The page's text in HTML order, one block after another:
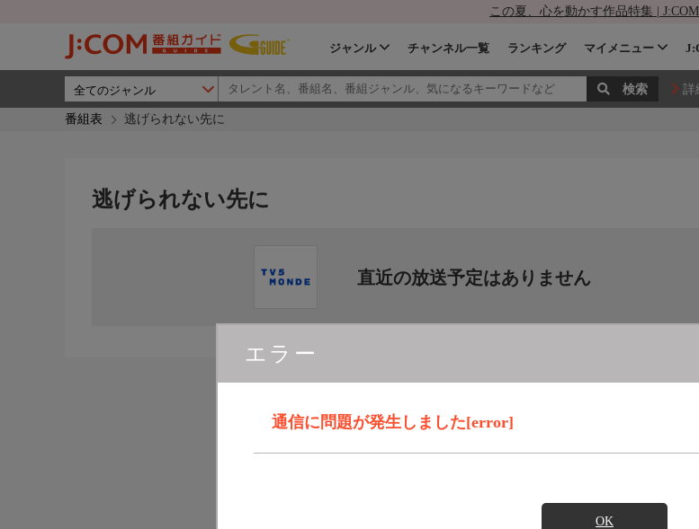
この夏、心を動かす作品特集 |
ジャンル チャンネル一覧 ランキング マイメニュー
詳
番組表 逃げられない先に
エラー
通信に問題が発生しました[error]
OK
逃げられない先に
直近の放送予定はありません